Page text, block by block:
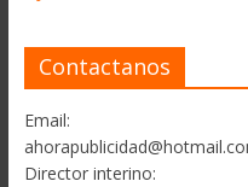
Contactanos
Email:
Director interino: